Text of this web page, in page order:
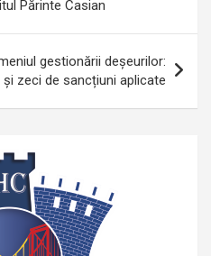
Părinte Casian
gestionării deșeurilor:
zeci de sancțiuni aplicate